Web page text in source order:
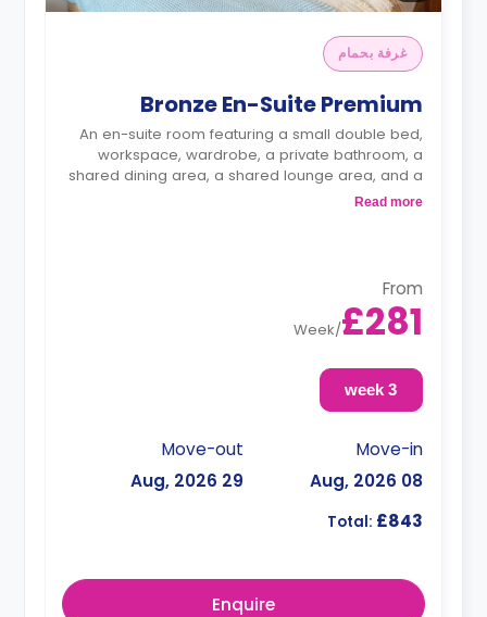
غرفة بحمام
Bronze En-Suite Premium
An en-suite room featuring a small double bed,
workspace, wardrobe, a private bathroom, a
shared dining area, a shared lounge area, and a
shared open-plan kitchen.
Read more
From
£281
/
Week
3 week
Move-in
08 Aug, 2026
Move-out
29 Aug, 2026
Total: £843
Enquire